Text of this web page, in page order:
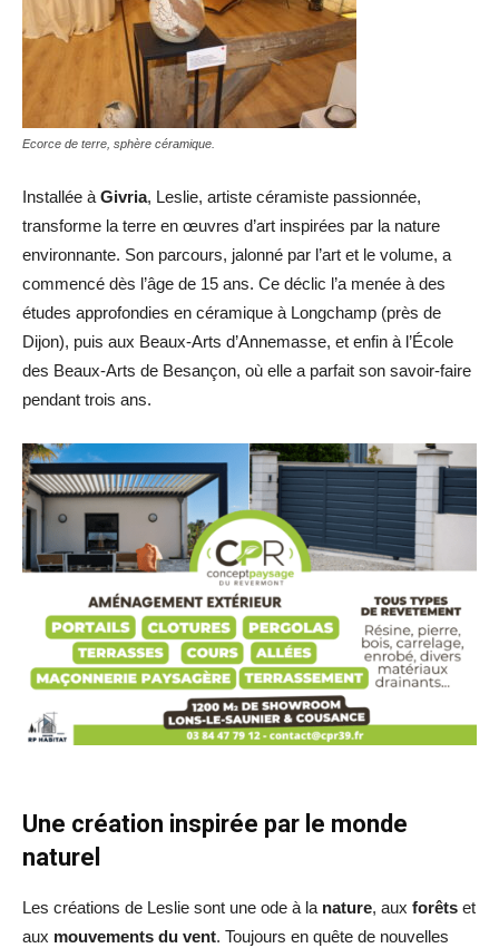
Ecorce de terre, sphère céramique.
Installée à Givria, Leslie, artiste céramiste passionnée,
transforme la terre en œuvres d’art inspirées par la nature
environnante. Son parcours, jalonné par l’art et le volume, a
commencé dès l’âge de 15 ans. Ce déclic l’a menée à des
études approfondies en céramique à Longchamp (près de
Dijon), puis aux Beaux-Arts d’Annemasse, et enfin à l’École
des Beaux-Arts de Besançon, où elle a parfait son savoir-faire
pendant trois ans.
Une création inspirée par le monde
naturel
Les créations de Leslie sont une ode à la nature, aux forêts et
aux mouvements du vent. Toujours en quête de nouvelles